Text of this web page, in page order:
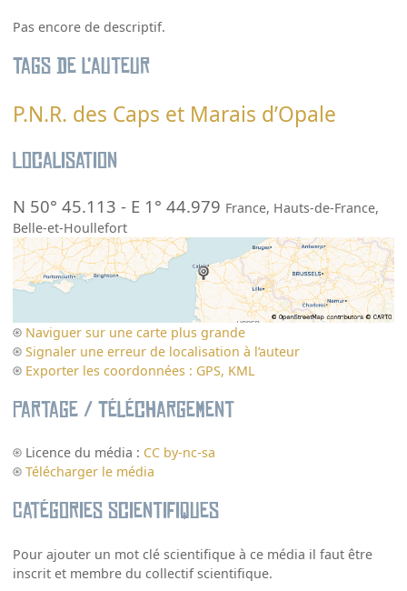
Pas encore de descriptif.
Tags de l’auteur
P.N.R. des Caps et Marais d’Opale
Localisation
N 50° 45.113 - E 1° 44.979 France, Hauts-de-France,
Belle-et-Houllefort
Naviguer sur une carte plus grande
Signaler une erreur de localisation à l’auteur
Exporter les coordonnées : GPS, KML
Partage / Téléchargement
Licence du média : CC by-nc-sa
Télécharger le média
Catégories scientifiques
Pour ajouter un mot clé scientifique à ce média il faut être
inscrit et membre du collectif scientifique.